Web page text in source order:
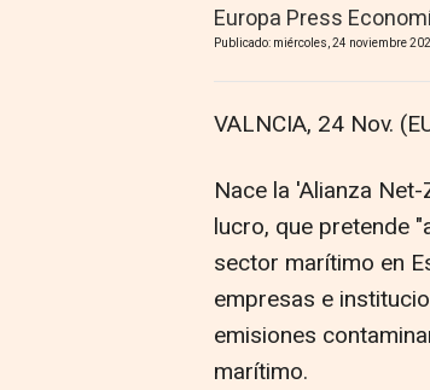
Europa Press
Publicado: miércoles, 24 noviembre
VALNCIA, 24 Nov.
Nace la 'Alianza
lucro, que pretende
sector marítimo en
empresas e
emisiones
marítimo.